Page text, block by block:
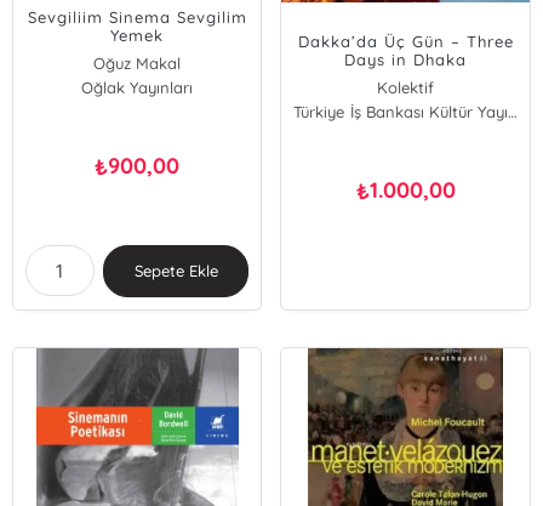
Sevgiliim Sinema Sevgilim
Yemek
Oğuz Makal
Oğlak Yayınları
₺900,00
Sepete Ekle
Dakka’da Üç Gün – Three
Days in Dhaka
Kolektif
Türkiye İş Bankası Kültür Yayınları
₺1.000,00